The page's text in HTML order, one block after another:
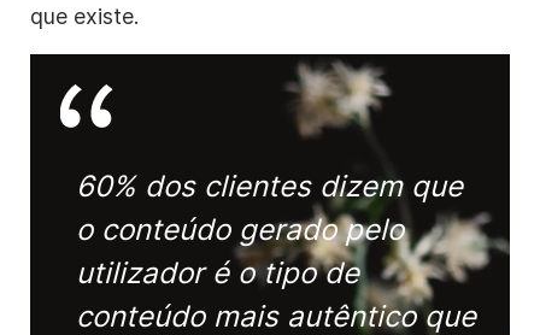
que existe.
60% dos clientes dizem que
o conteúdo gerado pelo
utilizador é o tipo de
conteúdo mais autêntico que